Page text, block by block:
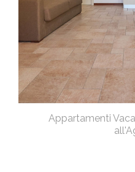
Appartamenti